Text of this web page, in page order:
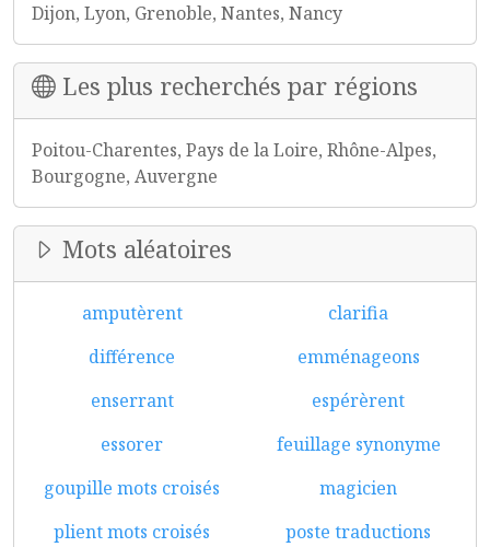
Dijon, Lyon, Grenoble, Nantes, Nancy
Les plus recherchés par régions
Poitou-Charentes, Pays de la Loire, Rhône-Alpes,
Bourgogne, Auvergne
Mots aléatoires
amputèrent
clarifia
différence
emménageons
enserrant
espérèrent
essorer
feuillage synonyme
goupille mots croisés
magicien
plient mots croisés
poste traductions